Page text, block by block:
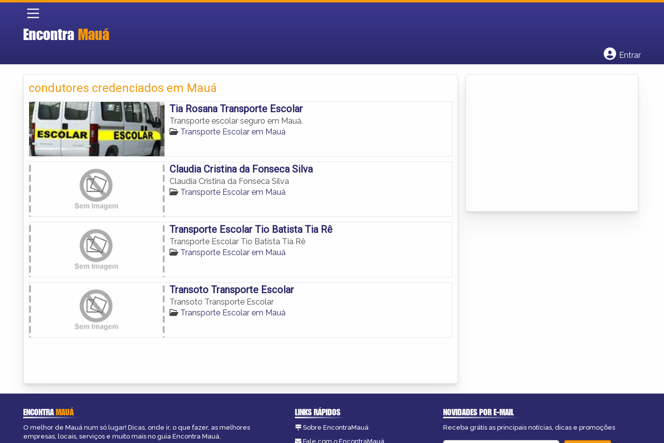
Encontra Mauá
Entrar
condutores credenciados em Mauá
Tia Rosana Transporte Escolar
Transporte escolar seguro em Mauá.
Transporte Escolar em Mauá
Claudia Cristina da Fonseca Silva
Claudia Cristina da Fonseca Silva
Transporte Escolar em Mauá
Transporte Escolar Tio Batista Tia Rê
Transporte Escolar Tio Batista Tia Rê
Transporte Escolar em Mauá
Transoto Transporte Escolar
Transoto Transporte Escolar
Transporte Escolar em Mauá
ENCONTRAMAUÁ
O melhor de Mauá num só lugar! Dicas, onde ir, o que fazer, as melhores
empresas, locais, serviços e muito mais no guia Encontra Mauá.
LINKS RÁPIDOS
Sobre EncontraMauá
Fale com o EncontraMauá
NOVIDADES POR E-MAIL
Receba grátis as principais notícias, dicas e promoções